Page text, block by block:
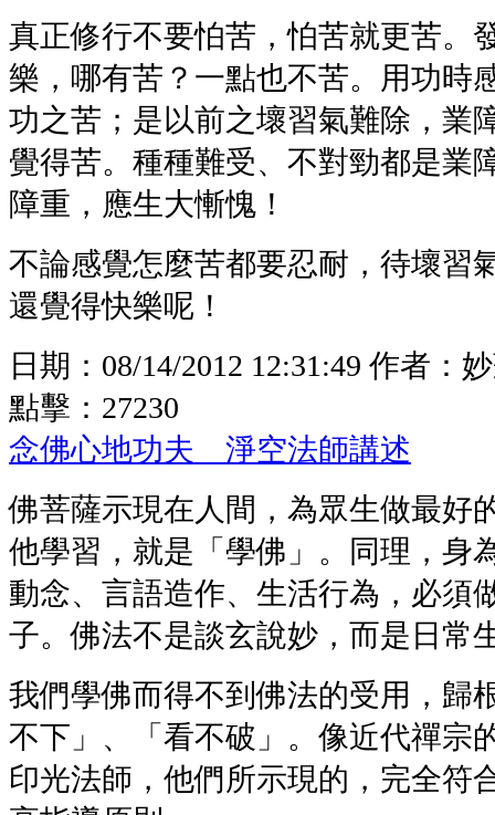
真正修行不要怕苦，怕苦就更苦。
樂，哪有苦？一點也不苦。用功時
功之苦；是以前之壞習氣難除，業
覺得苦。種種難受、不對勁都是業
障重，應生大慚愧！
不論感覺怎麼苦都要忍耐，待壞習
還覺得快樂呢！
日期： 08/14/2012 12:31:49 作者：
點擊： 27230
念佛心地功夫 淨空法師講述
佛菩薩示現在人間，為眾生做最好
他學習，就是「學佛」。同理，身
動念、言語造作、生活行為，必須
子。佛法不是談玄說妙，而是日常
我們學佛而得不到佛法的受用，歸
不下」、「看不破」。像近代禪宗
印光法師，他們所示現的，完全符